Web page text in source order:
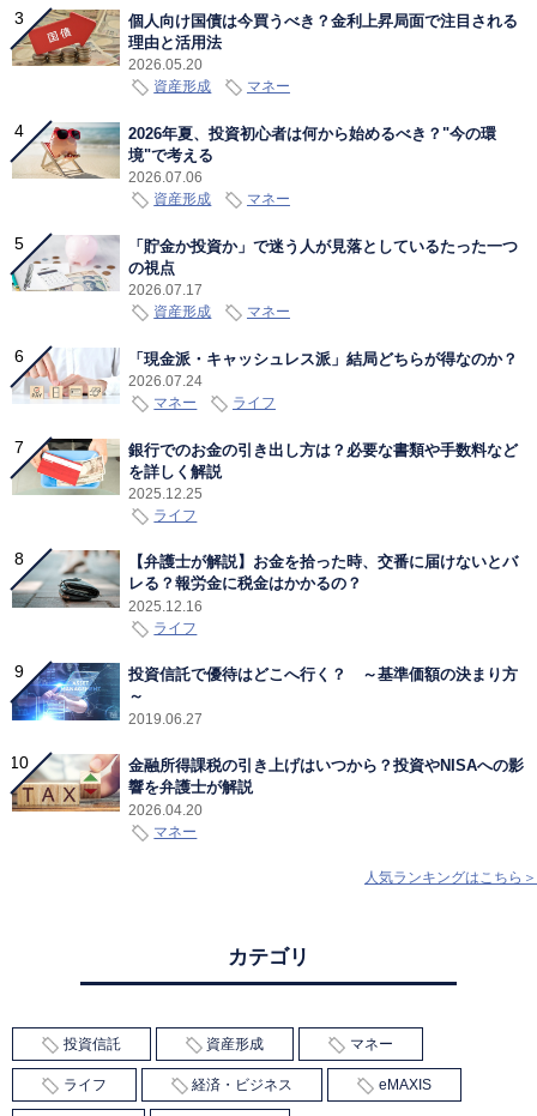
カテゴリ
投資信託 資産形成 マネー
ライフ 経済・ビジネス eMAXIS
個人向け国債は今買うべき？金利上昇局面で注目される
理由と活用法
2026.05.20
資産形成 マネー
2026年夏、投資初心者は何から始めるべき？"今の環
境"で考える
2026.07.06
資産形成 マネー
「貯金か投資か」で迷う人が見落としているたった一つ
の視点
2026.07.17
資産形成 マネー
「現金派・キャッシュレス派」結局どちらが得なのか？
2026.07.24
マネー ライフ
銀行でのお金の引き出し方は？必要な書類や手数料など
を詳しく解説
2025.12.25
ライフ
【弁護士が解説】お金を拾った時、交番に届けないとバ
レる？報労金に税金はかかるの？
2025.12.16
ライフ
投資信託で優待はどこへ行く？ ～基準価額の決まり方
～
2019.06.27
金融所得課税の引き上げはいつから？投資やNISAへの影
響を弁護士が解説
2026.04.20
マネー
人気ランキングはこちら＞